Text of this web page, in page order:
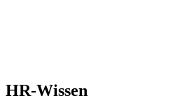
HR-Wissen